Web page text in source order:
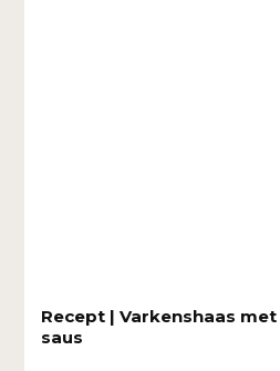
Recept | Varkenshaas
saus